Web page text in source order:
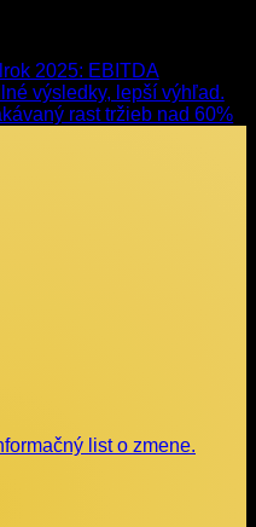
2025: EBITDA
výsledky, lepší výhľad.
rast tržieb nad 60%
list o zmene.